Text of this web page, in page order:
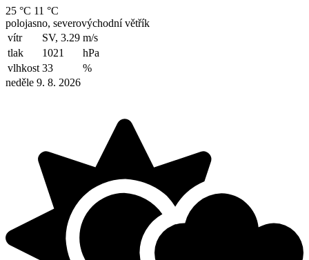
25 °C 11 °C
polojasno, severovýchodní větřík
vítr
SV, 3.29 m/s
tlak
1021
hPa
vlhkost 33
%
neděle 9. 8. 2026